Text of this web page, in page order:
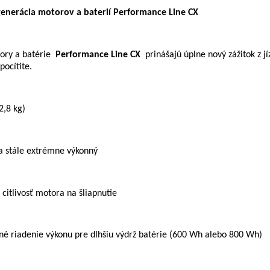
motorov a baterií Performance Line CX
a batérie Performance Line CX prinášajú úplne nový zážitok z
kg)
stále extrémne výkonný
citlivosť motora na šliapnutie
riadenie výkonu pre dlhšiu výdrž batérie (600 Wh alebo 800 Wh)